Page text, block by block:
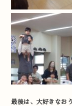
最後は、大好きなお